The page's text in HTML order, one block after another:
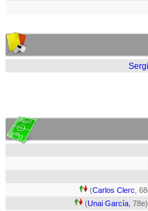
(Carlos Clerc ,
(Unai García , 78e)